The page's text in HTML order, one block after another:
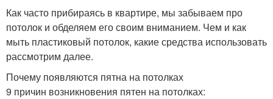
Как часто прибираясь в квартире, мы забываем про
потолок и обделяем его своим вниманием. Чем и как
мыть пластиковый потолок, какие средства использовать
рассмотрим далее.
Почему появляются пятна на потолках
9 причин возникновения пятен на потолках: